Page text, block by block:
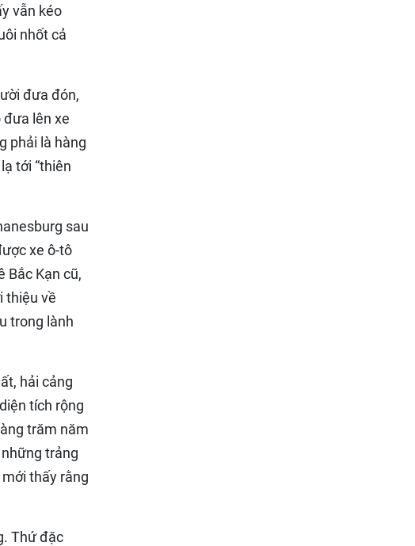
vẫn kéo
nhốt cả
đưa đón,
lên xe
phải là hàng
tới “thiên
sau
xe ô-tô
Bắc Kạn cũ,
thiệu về
trong lành
hải cảng
tích rộng
trăm năm
trảng
thấy rằng
Thứ đặc